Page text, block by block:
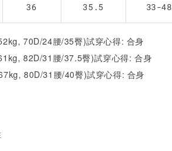
36 35.5 33-48
70D/24腰/35臀)試穿心得: 合身
82D/31腰/37.5臀)試穿心得: 合身
80D/31腰/40臀)試穿心得: 合身